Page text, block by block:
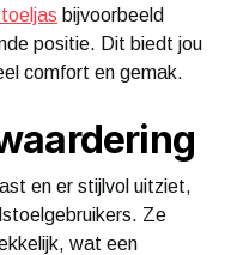
bijvoorbeeld
positie. Dit biedt jou
comfort en gemak.
en er stijlvol uitziet,
Ze
wat een